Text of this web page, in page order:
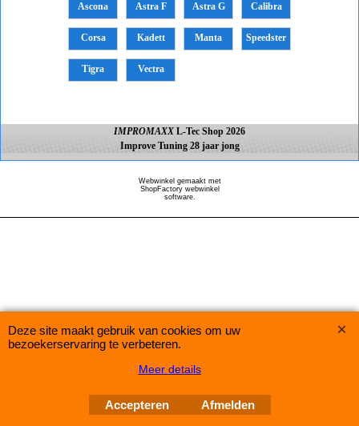
Ascona Astra F Astra G Calibra
Corsa Kadett Manta Speedster
Tigra Vectra
IMPROMAXX L-Tec Shop 2026
Improve Tuning 28 jaar jong
Webwinkel gemaakt met
ShopFactory webwinkel
software.
Deze site maakt gebruik van cookies om uw
bezoekerservaring te verbeteren.
Meer details
Accepteren Afmelden